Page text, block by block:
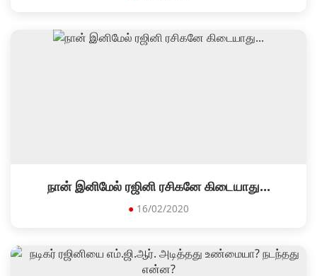
நான் இனிமேல் ரஜினி ரசிகனே கிடையாது...
● 16/02/2020